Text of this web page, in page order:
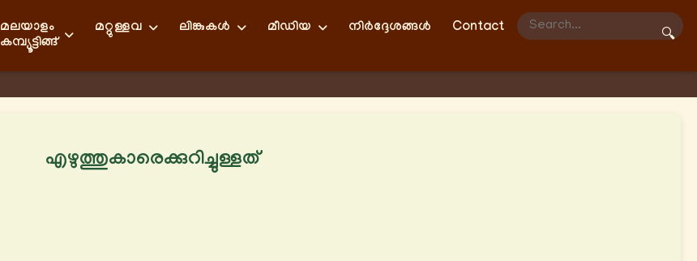
മലയാളം
കമ്പ്യൂട്ടിങ്ങ്
മറ്റുള്ളവ ലിങ്കുകള്‍ മീഡിയ നിർദ്ദേശങ്ങൾ Contact
🔍
എഴുത്തുകാരെക്കുറിച്ചുള്ളത്